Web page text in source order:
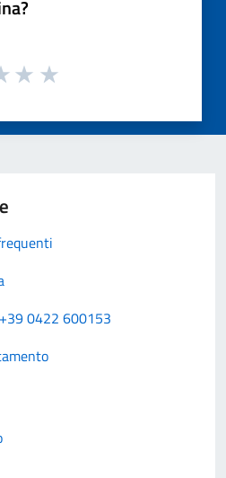
0422 600153